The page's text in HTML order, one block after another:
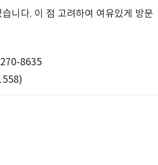
니다. 이 점 고려하여 여유있게 방문
270-8635